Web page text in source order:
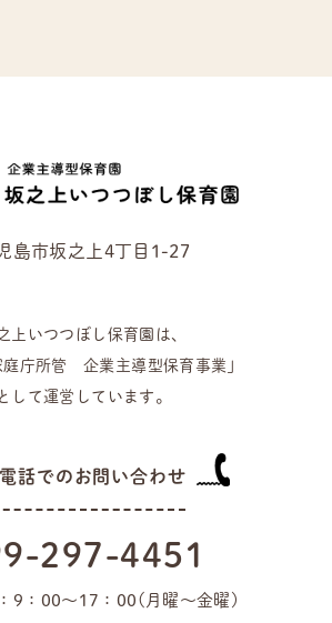
島市坂之上4丁目1-27
上いつつぼし保育園は、
庭庁所管 企業主導型保育事業」
として運営しています。
話でのお問い合わせ
297-4451
9：00〜17：00(月曜〜金曜)